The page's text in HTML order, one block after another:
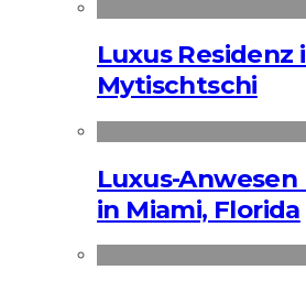
Luxus Residenz
Mytischtschi
Luxus-Anwesen
in Miami, Florida